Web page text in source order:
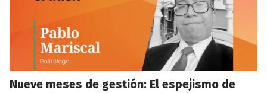
Nueve meses de gestión: El espejismo de